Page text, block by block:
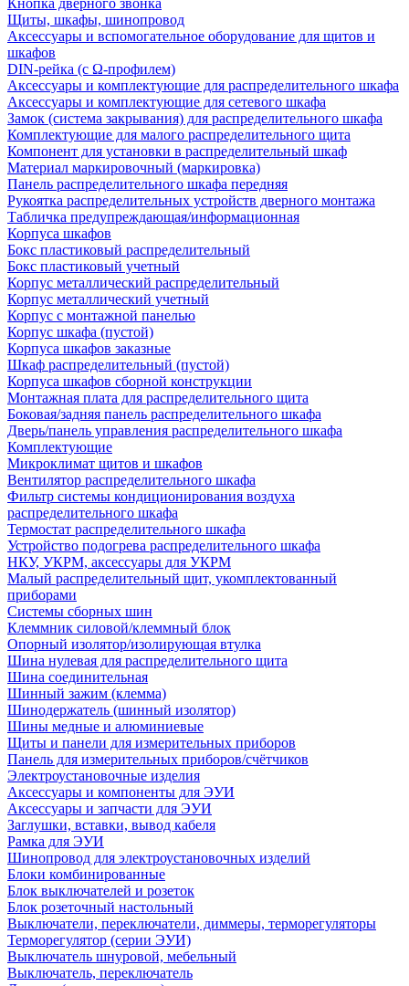
Кнопка дверного звонка
Щиты, шкафы, шинопровод
Аксессуары и вспомогательное оборудование для щитов и
шкафов
DIN-рейка (с Ω-профилем)
Аксессуары и комплектующие для распределительного шкафа
Аксессуары и комплектующие для сетевого шкафа
Замок (система закрывания) для распределительного шкафа
Комплектующие для малого распределительного щита
Компонент для установки в распределительный шкаф
Материал маркировочный (маркировка)
Панель распределительного шкафа передняя
Рукоятка распределительных устройств дверного монтажа
Табличка предупреждающая/информационная
Корпуса шкафов
Бокс пластиковый распределительный
Бокс пластиковый учетный
Корпус металлический распределительный
Корпус металлический учетный
Корпус с монтажной панелью
Корпус шкафа (пустой)
Корпуса шкафов заказные
Шкаф распределительный (пустой)
Корпуса шкафов сборной конструкции
Монтажная плата для распределительного щита
Боковая/задняя панель распределительного шкафа
Дверь/панель управления распределительного шкафа
Комплектующие
Микроклимат щитов и шкафов
Вентилятор распределительного шкафа
Фильтр системы кондиционирования воздуха
распределительного шкафа
Термостат распределительного шкафа
Устройство подогрева распределительного шкафа
НКУ, УКРМ, аксессуары для УКРМ
Малый распределительный щит, укомплектованный
приборами
Системы сборных шин
Клеммник силовой/клеммный блок
Опорный изолятор/изолирующая втулка
Шина нулевая для распределительного щита
Шина соединительная
Шинный зажим (клемма)
Шинодержатель (шинный изолятор)
Шины медные и алюминиевые
Щиты и панели для измерительных приборов
Панель для измерительных приборов/счётчиков
Электроустановочные изделия
Аксессуары и компоненты для ЭУИ
Аксессуары и запчасти для ЭУИ
Заглушки, вставки, вывод кабеля
Рамка для ЭУИ
Шинопровод для электроустановочных изделий
Блоки комбинированные
Блок выключателей и розеток
Блок розеточный настольный
Выключатели, переключатели, диммеры, терморегуляторы
Терморегулятор (серии ЭУИ)
Выключатель шнуровой, мебельный
Выключатель, переключатель